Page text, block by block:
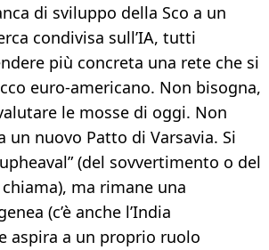
di sviluppo della Sco a un
condivisa sull’IA, tutti
più concreta una rete che si
euro-americano. Non bisogna,
le mosse di oggi. Non
un nuovo Patto di Varsavia. Si
(del sovvertimento o del
ma rimane una
(c’è anche l’India
aspira a un proprio ruolo